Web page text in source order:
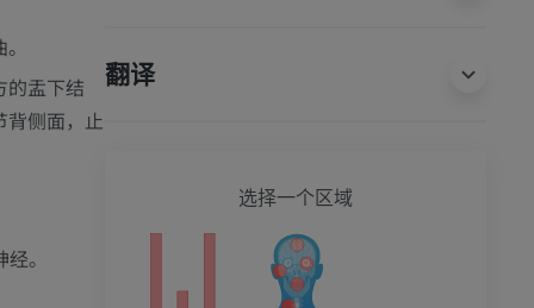
的盂下结
背侧面，止
。
翻译
选择一个区域